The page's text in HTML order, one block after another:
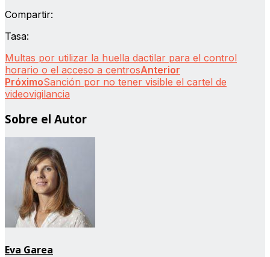
Compartir:
Tasa:
Multas por utilizar la huella dactilar para el control
horario o el acceso a centrosAnterior
PróximoSanción por no tener visible el cartel de
videovigilancia
Sobre el Autor
Eva Garea